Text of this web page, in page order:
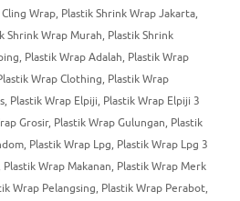
Wrap, Plastik Shrink Wrap Jakarta,
Shrink Wrap Murah, Plastik Shrink
, Plastik Wrap Adalah, Plastik Wrap
Wrap Clothing, Plastik Wrap
, Plastik Wrap Elpiji, Plastik Wrap Elpiji 3
Grosir, Plastik Wrap Gulungan, Plastik
, Plastik Wrap Lpg, Plastik Wrap Lpg 3
Plastik Wrap Makanan, Plastik Wrap Merk
Wrap Pelangsing, Plastik Wrap Perabot,